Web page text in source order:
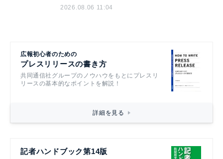
2026.08.06 11:04
広報初心者のための
プレスリリースの書き方
共同通信社グループのノウハウをもとにプレスリ
リースの基本的なポイントを解説！
詳細を見る
記者ハンドブック第14版